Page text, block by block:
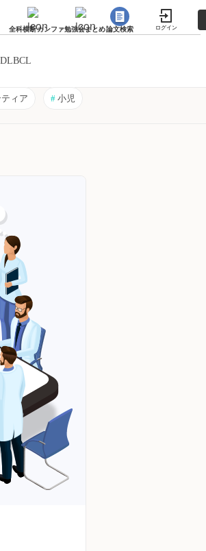
全科横断カンファ勉強会まとめ論文検索 ログイン
DLBCL
ィア # 小児